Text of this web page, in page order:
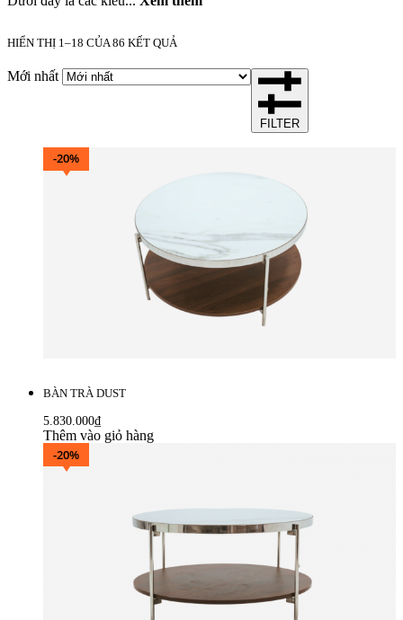
HIỂN THỊ 1–18 CỦA 86 KẾT QUẢ
Mới nhất
FILTER
-20%
BÀN TRÀ DUST
5.830.000₫
Thêm vào giỏ hàng
-20%